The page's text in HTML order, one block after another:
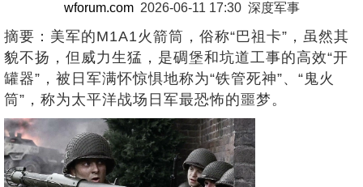
wforum.com2026-06-11 17:30 深度军事
摘要：美军的M1A1火箭筒，俗称“巴祖卡”，虽然其
貌不扬，但威力生猛，是碉堡和坑道工事的高效“开
罐器”，被日军满怀惊惧地称为“铁管死神”、“鬼火
筒”，称为太平洋战场日军最恐怖的噩梦。